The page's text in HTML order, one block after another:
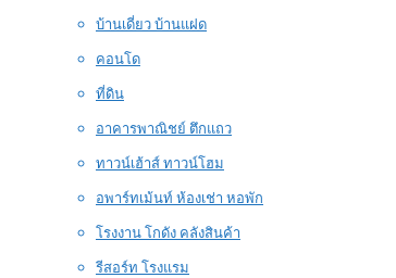
บ้านเดี่ยว บ้านแฝด
คอนโด
ที่ดิน
อาคารพาณิชย์ ตึกแถว
ทาวน์เฮ้าส์ ทาวน์โฮม
อพาร์ทเม้นท์ ห้องเช่า หอพัก
โรงงาน โกดัง คลังสินค้า
รีสอร์ท โรงแรม